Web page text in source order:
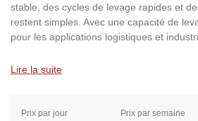
stable, des cycles de levage rapides et
restent simples. Avec une capacité de
pour les applications logistiques et
Lire la suite
Prix par jour Prix par semaine